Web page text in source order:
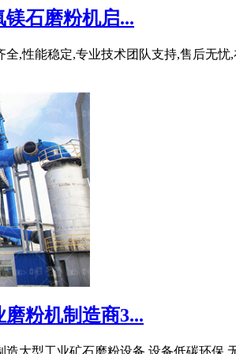
石磨粉机启...
,性能稳定,专业技术团队支持,售后无忧
粉机制造商3...
大型工业矿石磨粉设备,设备低碳环保